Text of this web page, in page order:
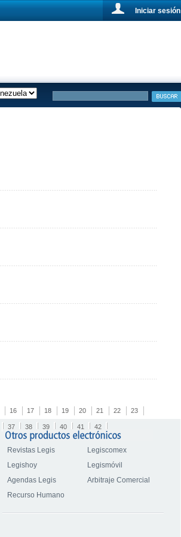
Iniciar sesión
16 17 18 19 20 21 22 23
37 38 39 40 41 42
Revistas Legis
Legiscomex
Legishoy
Legismóvil
Agendas Legis
Arbitraje Comercial
Recurso Humano